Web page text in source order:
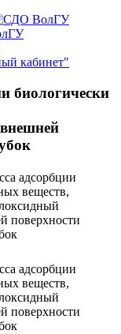
кабинет"
биологически
адсорбции
веществ,
поверхности
адсорбции
веществ,
поверхности